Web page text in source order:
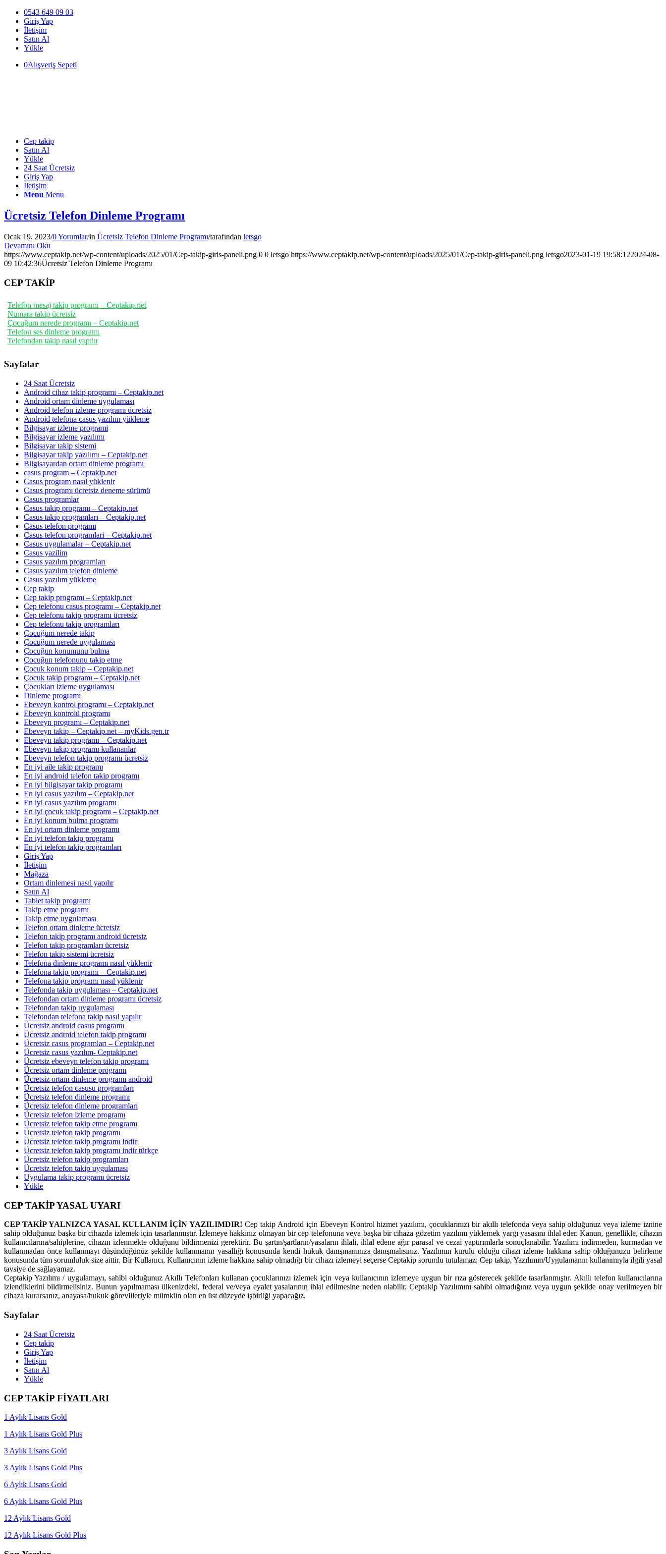
0543 649 09 03
Giriş Yap
İletişim
Satın Al
Yükle
0Alışveriş Sepeti
Cep takip
Satın Al
Yükle
24 Saat Ücretsiz
Giriş Yap
İletişim
Menu Menu
Ücretsiz Telefon Dinleme Programı
Ocak 19, 2023/0 Yorumlar/in Ücretsiz Telefon Dinleme Programı/tarafından letsgo
Devamını Oku
https://www.ceptakip.net/wp-content/uploads/2025/01/Cep-takip-giris-paneli.png 0 0 letsgo https://www.ceptakip.net/wp-content/uploads/2025/01/Cep-takip-giris-paneli.png letsgo2023-01-19 19:58:122024-08-
09 10:42:36Ücretsiz Telefon Dinleme Programı
CEP TAKİP
Telefon mesaj takip programı – Ceptakip.net
Numara takip ücretsiz
Çocuğum nerede programı – Ceptakip.net
Telefon ses dinleme programı
Telefondan takip nasıl yapılır
Sayfalar
24 Saat Ücretsiz
Android cihaz takip programı – Ceptakip.net
Android ortam dinleme uygulaması
Android telefon izleme programı ücretsiz
Android telefona casus yazılım yükleme
Bilgisayar izleme programi
Bilgisayar izleme yazılımı
Bilgisayar takip sistemi
Bilgisayar takip yazılımı – Ceptakip.net
Bilgisayardan ortam dinleme programı
casus program – Ceptakip.net
Casus program nasıl yüklenir
Casus programı ücretsiz deneme sürümü
Casus programlar
Casus takip programı – Ceptakip.net
Casus takip programları – Ceptakip.net
Casus telefon programı
Casus telefon programlari – Ceptakip.net
Casus uygulamalar – Ceptakip.net
Casus yazilim
Casus yazılım programları
Casus yazılım telefon dinleme
Casus yazılım yükleme
Cep takip
Cep takip programı – Ceptakip.net
Cep telefonu casus programı – Ceptakip.net
Cep telefonu takip programı ücretsiz
Cep telefonu takip programları
Çocuğum nerede takip
Çocuğum nerede uygulaması
Çocuğun konumunu bulma
Çocuğun telefonunu takip etme
Çocuk konum takip – Ceptakip.net
Çocuk takip programı – Ceptakip.net
Çocukları izleme uygulaması
Dinleme programı
Ebeveyn kontrol programı – Ceptakip.net
Ebeveyn kontrolü programı
Ebeveyn programı – Ceptakip.net
Ebeveyn takip – Ceptakip.net – myKids.gen.tr
Ebeveyn takip programı – Ceptakip.net
Ebeveyn takip programı kullananlar
Ebeveyn telefon takip programı ücretsiz
En iyi aile takip programı
En iyi android telefon takip programı
En iyi bilgisayar takip programı
En iyi casus yazılım – Ceptakip.net
En iyi casus yazılım programı
En iyi çocuk takip programı – Ceptakip.net
En iyi konum bulma programı
En iyi ortam dinleme programı
En iyi telefon takip programı
En iyi telefon takip programları
Giriş Yap
İletişim
Mağaza
Ortam dinlemesi nasıl yapılır
Satın Al
Tablet takip programı
Takip etme programı
Takip etme uygulaması
Telefon ortam dinleme ücretsiz
Telefon takip programı android ücretsiz
Telefon takip programları ücretsiz
Telefon takip sistemi ücretsiz
Telefona dinleme programı nasıl yüklenir
Telefona takip programı – Ceptakip.net
Telefona takip programı nasıl yüklenir
Telefonda takip uygulaması – Ceptakip.net
Telefondan ortam dinleme programı ücretsiz
Telefondan takip uygulaması
Telefondan telefona takip nasıl yapılır
Ücretsiz android casus programı
Ücretsiz android telefon takip programı
Ücretsiz casus programları – Ceptakip.net
Ücretsiz casus yazılım- Ceptakip.net
Ücretsiz ebeveyn telefon takip programı
Ücretsiz ortam dinleme programı
Ücretsiz ortam dinleme programı android
Ücretsiz telefon casusu programları
Ücretsiz telefon dinleme programı
Ücretsiz telefon dinleme programları
Ücretsiz telefon izleme programı
Ücretsiz telefon takip etme programı
Ücretsiz telefon takip programı
Ücretsiz telefon takip programı indir
Ücretsiz telefon takip programı indir türkçe
Ücretsiz telefon takip programları
Ücretsiz telefon takip uygulaması
Uygulama takip programı ücretsiz
Yükle
CEP TAKİP YASAL UYARI
CEP TAKİP YALNIZCA YASAL KULLANIM İÇİN YAZILIMDIR! Cep takip Android için Ebeveyn Kontrol hizmet yazılımı, çocuklarınızı bir akıllı telefonda veya sahip olduğunuz veya izleme iznine
sahip olduğunuz başka bir cihazda izlemek için tasarlanmıştır. İzlemeye hakkınız olmayan bir cep telefonuna veya başka bir cihaza gözetim yazılımı yüklemek yargı yasasını ihlal eder. Kanun, genellikle, cihazın
kullanıcılarına/sahiplerine, cihazın izlenmekte olduğunu bildirmenizi gerektirir. Bu şartın/şartların/yasaların ihlali, ihlal edene ağır parasal ve cezai yaptırımlarla sonuçlanabilir. Yazılımı indirmeden, kurmadan ve
kullanmadan önce kullanmayı düşündüğünüz şekilde kullanmanın yasallığı konusunda kendi hukuk danışmanınıza danışmalısınız. Yazılımın kurulu olduğu cihazı izleme hakkına sahip olduğunuzu belirleme
konusunda tüm sorumluluk size aittir. Bir Kullanıcı, Kullanıcının izleme hakkına sahip olmadığı bir cihazı izlemeyi seçerse Ceptakip sorumlu tutulamaz; Cep takip, Yazılımın/Uygulamanın kullanımıyla ilgili yasal
tavsiye de sağlayamaz.
Ceptakip Yazılımı / uygulamayı, sahibi olduğunuz Akıllı Telefonları kullanan çocuklarınızı izlemek için veya kullanıcının izlemeye uygun bir rıza gösterecek şekilde tasarlanmıştır. Akıllı telefon kullanıcılarına
izlendiklerini bildirmelisiniz. Bunun yapılmaması ülkenizdeki, federal ve/veya eyalet yasalarının ihlal edilmesine neden olabilir. Ceptakip Yazılımını sahibi olmadığınız veya uygun şekilde onay verilmeyen bir
cihaza kurarsanız, anayasa/hukuk görevlileriyle mümkün olan en üst düzeyde işbirliği yapacağız.
Sayfalar
24 Saat Ücretsiz
Cep takip
Giriş Yap
İletişim
Satın Al
Yükle
CEP TAKİP FİYATLARI
1 Aylık Lisans Gold
1 Aylık Lisans Gold Plus
3 Aylık Lisans Gold
3 Aylık Lisans Gold Plus
6 Aylık Lisans Gold
6 Aylık Lisans Gold Plus
12 Aylık Lisans Gold
12 Aylık Lisans Gold Plus